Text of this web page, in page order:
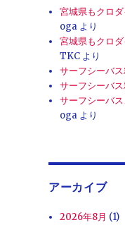
宮城県もクロダ
oga より
宮城県もクロダ
TKC より
サーフシーバ
サーフシーバ
サーフシーバス
oga より
アーカイブ
2026年8月 (1)